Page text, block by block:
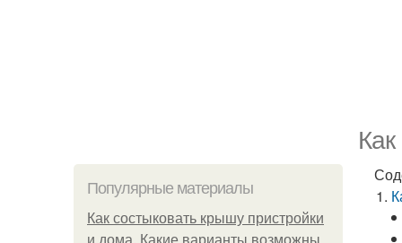
Популярные материалы
Как состыковать крышу пристройки
и дома. Какие варианты возможны